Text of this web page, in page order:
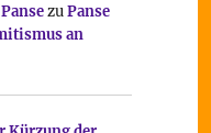
zuPanse
an